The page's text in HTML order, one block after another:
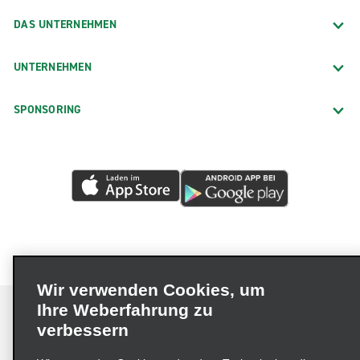
DAS UNTERNEHMEN
UNTERNEHMEN
SPONSORING
Wir verwenden Cookies, um
Ihre Weberfahrung zu
verbessern